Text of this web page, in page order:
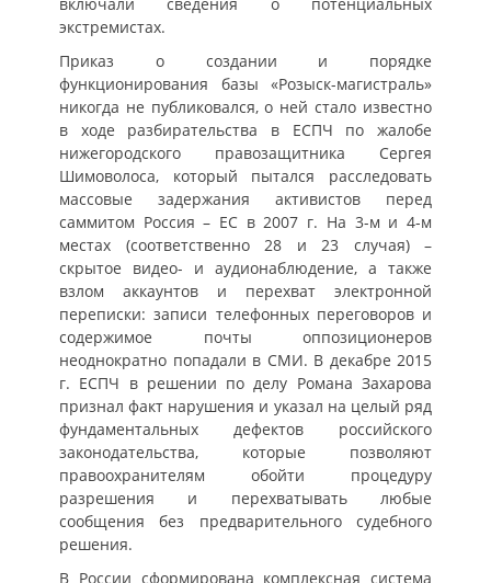
экстремистах.
Приказ о создании и порядке
функционирования базы «Розыск-магистраль»
никогда не публиковался, о ней стало известно
в ходе разбирательства в ЕСПЧ по жалобе
нижегородского правозащитника Сергея
Шимоволоса, который пытался расследовать
массовые задержания активистов перед
саммитом Россия – ЕС в 2007 г. На 3-м и 4-м
местах (соответственно 28 и 23 случая) –
скрытое видео- и аудионаблюдение, а также
взлом аккаунтов и перехват электронной
переписки: записи телефонных переговоров и
содержимое почты оппозиционеров
неоднократно попадали в СМИ. В декабре 2015
г. ЕСПЧ в решении по делу Романа Захарова
признал факт нарушения и указал на целый ряд
фундаментальных дефектов российского
законодательства, которые позволяют
правоохранителям обойти процедуру
разрешения и перехватывать любые
сообщения без предварительного судебного
решения.
В России сформирована комплексная система